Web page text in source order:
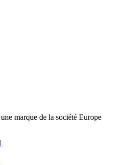
marque de la société Europe